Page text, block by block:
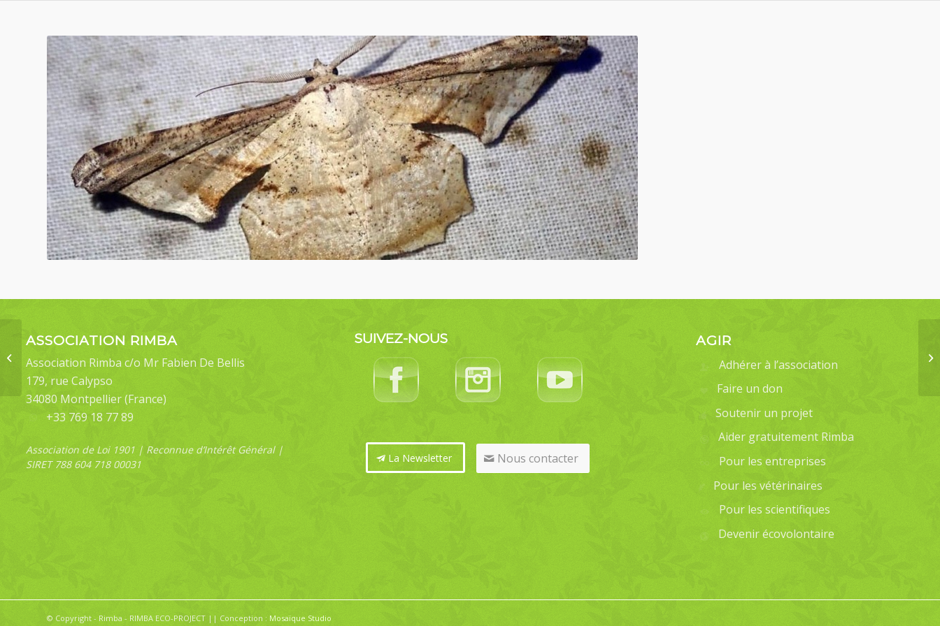
ASSOCIATION RIMBA
Association Rimba c/o Mr Fabien De Bellis
179, rue Calypso
34080 Montpellier (France)
+33 769 18 77 89
Association de Loi 1901 | Reconnue d’Intérêt Général |
SIRET 788 604 718 00031
SUIVEZ-NOUS
La Newsletter Nous contacter
AGIR
Adhérer à l’association
Faire un don
Soutenir un projet
Aider gratuitement Rimba
Pour les entreprises
Pour les vétérinaires
Pour les scientifiques
Devenir écovolontaire
© Copyright - Rimba - RIMBA ECO-PROJECT || Conception : Mosaïque Studio
Glyphodes bivitralis